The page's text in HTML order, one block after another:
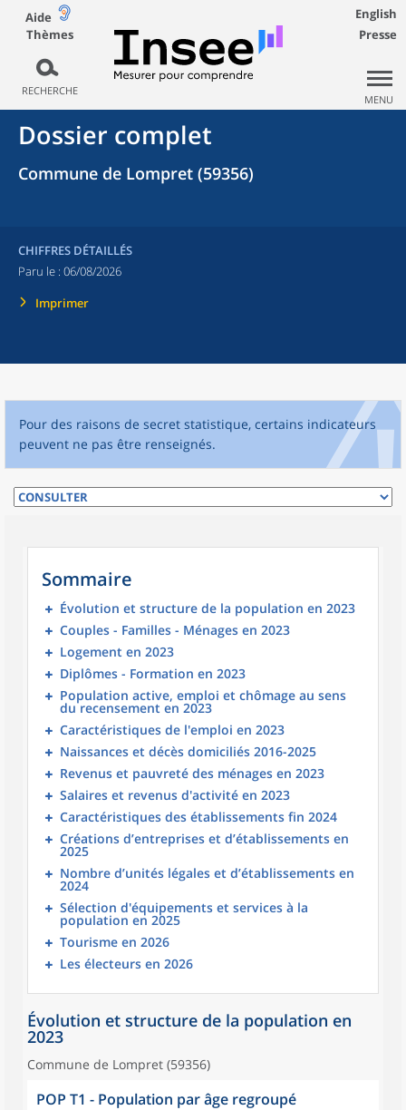
Aide
Thèmes
RECHERCHE
English
Presse
MENU
Dossier complet
Commune de Lompret (59356)
CHIFFRES DÉTAILLÉS
Paru le : 06/08/2026
Imprimer
Pour des raisons de secret statistique, certains indicateurs
peuvent ne pas être renseignés.
Sommaire
Évolution et structure de la population en 2023
Couples - Familles - Ménages en 2023
Logement en 2023
Diplômes - Formation en 2023
Population active, emploi et chômage au sens
du recensement en 2023
Caractéristiques de l'emploi en 2023
Naissances et décès domiciliés 2016-2025
Revenus et pauvreté des ménages en 2023
Salaires et revenus d'activité en 2023
Caractéristiques des établissements fin 2024
Créations d’entreprises et d’établissements en
2025
Nombre d’unités légales et d’établissements en
2024
Sélection d'équipements et services à la
population en 2025
Tourisme en 2026
Les électeurs en 2026
Évolution et structure de la population en
2023
Commune de Lompret (59356)
POP T1 - Population par âge regroupé